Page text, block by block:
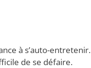
à s’auto-entretenir.
de se défaire.